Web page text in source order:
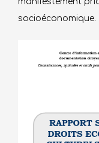
socioéconomique.